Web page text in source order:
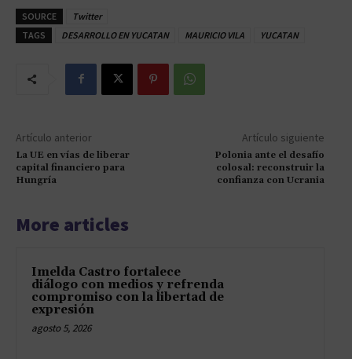
SOURCE
Twitter
TAGS
DESARROLLO EN YUCATAN MAURICIO VILA YUCATAN
Artículo anterior
La UE en vías de liberar
capital financiero para
Hungría
Artículo siguiente
Polonia ante el desafío
colosal: reconstruir la
confianza con Ucrania
More articles
Imelda Castro fortalece
diálogo con medios y refrenda
compromiso con la libertad de
expresión
agosto 5, 2026